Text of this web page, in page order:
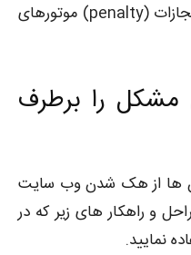
حضور آنلاین شما فعال و بدون مجازات (penalty) موتورهای
مشکل را برطرف
ها از هک شدن وب سایت
و راهکار های زیر که در
نمایید.